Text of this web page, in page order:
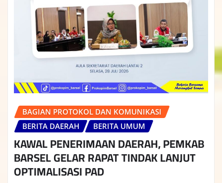
BAGIAN PROTOKOL DAN KOMUNIKASI
BERITA DAERAH
BERITA UMUM
KAWAL PENERIMAAN DAERAH, PEMKAB
BARSEL GELAR RAPAT TINDAK LANJUT
OPTIMALISASI PAD